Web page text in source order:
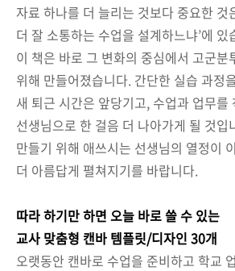
자료 하나를 더 늘리는 것보다 중요한 것
더 잘 소통하는 수업을 설계하느냐’에 있
이 책은 바로 그 변화의 중심에서 고군분
위해 만들어졌습니다. 간단한 실습 과정
새 퇴근 시간은 앞당기고, 수업과 업무를
선생님으로 한 걸음 더 나아가게 될 것입
만들기 위해 애쓰시는 선생님의 열정이
더 아름답게 펼쳐지기를 바랍니다.
따라 하기만 하면 오늘 바로 쓸 수 있는
교사 맞춤형 캔바 템플릿/디자인 30개
오랫동안 캔바로 수업을 준비하고 학교